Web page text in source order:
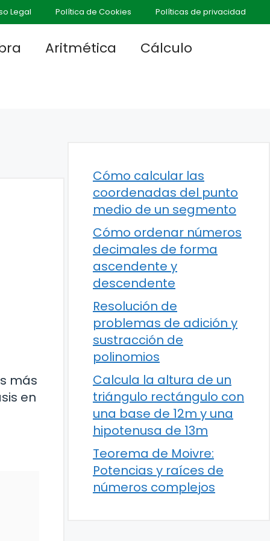
Legal Política de Cookies Políticas de privacidad
Aritmética Cálculo
más
en
Cómo calcular las
coordenadas del punto
medio de un segmento
Cómo ordenar números
decimales de forma
ascendente y
descendente
Resolución de
problemas de adición y
sustracción de
polinomios
Calcula la altura de un
triángulo rectángulo con
una base de 12m y una
hipotenusa de 13m
Teorema de Moivre:
Potencias y raíces de
números complejos